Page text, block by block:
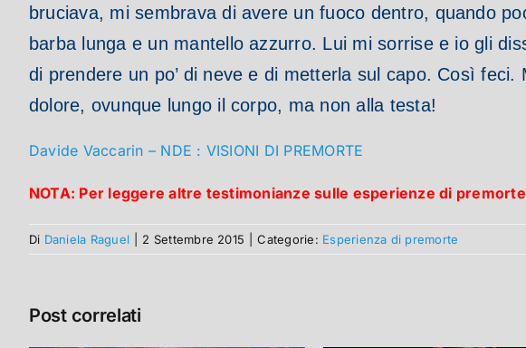
bruciava, mi sembrava di avere un fuoco dentro, quando
barba lunga e un mantello azzurro. Lui mi sorrise e io gli
di prendere un po’ di neve e di metterla sul capo. Così feci.
dolore, ovunque lungo il corpo, ma non alla testa!
Davide Vaccarin – NDE : VISIONI DI PREMORTE
NOTA: Per leggere altre testimonianze sulle esperienze di
Di Daniela Raguel 2 Settembre 2015 Categorie: Esperienza di premorte
Post correlati